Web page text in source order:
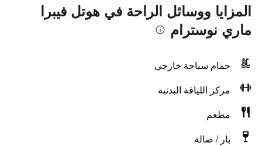
المزايا ووسائل الراحة في هوتل فيبرا
ماري نوسترام
حمام سباحة خارجي
مركز اللياقة البدنية
مطعم
بار / صالة